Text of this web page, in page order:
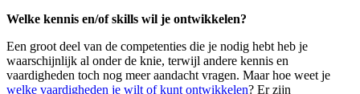
Welke kennis en/of skills wil je ontwikkelen?
Een groot deel van de competenties die je nodig hebt heb je
waarschijnlijk al onder de knie, terwijl andere kennis en
vaardigheden toch nog meer aandacht vragen. Maar hoe weet je
welke vaardigheden je wilt of kunt ontwikkelen? Er zijn